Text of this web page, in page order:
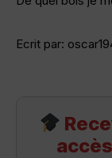
Ecrit par: